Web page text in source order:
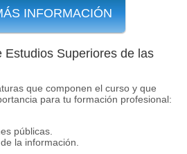
INFORMACIÓN
Estudios Superiores de las
que componen el curso y que
para tu formación profesional:
públicas.
la información.